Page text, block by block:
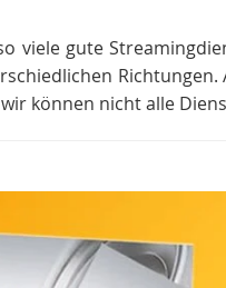
viele gute
Richtungen.
können nicht alle